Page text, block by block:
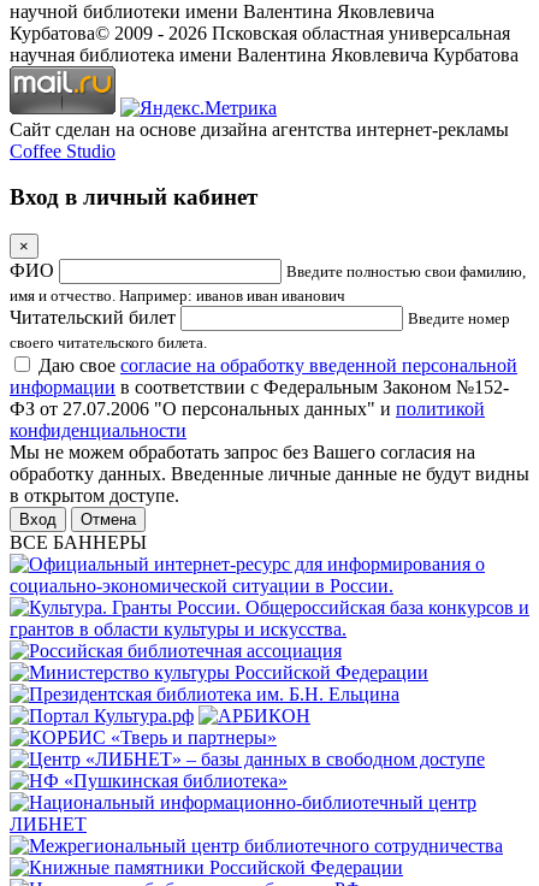
научной библиотеки имени Валентина Яковлевича
Курбатова© 2009 - 2026 Псковская областная универсальная
научная библиотека имени Валентина Яковлевича Курбатова
Сайт сделан на основе дизайна агентства интернет-рекламы
Coffee Studio
Вход в личный кабинет
×
ФИО
Введите полностью свои фамилию,
имя и отчество. Например: иванов иван иванович
Читательский билет
Введите номер
своего читательского билета.
Даю свое согласие на обработку введенной персональной
информации в соответствии с Федеральным Законом №152-
ФЗ от 27.07.2006 "О персональных данных" и политикой
конфиденциальности
Мы не можем обработать запрос без Вашего согласия на
обработку данных. Введенные личные данные не будут видны
в открытом доступе.
Отмена
ВСЕ БАННЕРЫ